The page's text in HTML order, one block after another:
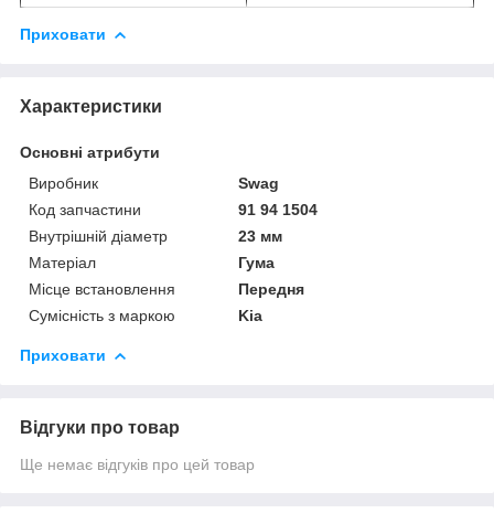
Приховати
Характеристики
Основні атрибути
Виробник
Swag
Код запчастини
91 94 1504
Внутрішній діаметр
23 мм
Матеріал
Гума
Місце встановлення
Передня
Сумісність з маркою
Kia
Приховати
Відгуки про товар
Ще немає відгуків про цей товар